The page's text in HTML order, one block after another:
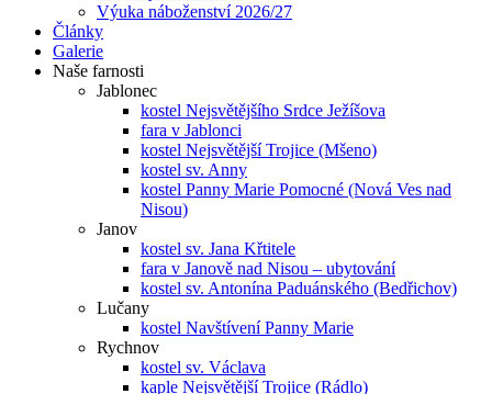
Výuka náboženství 2026/27
Články
Galerie
Naše farnosti
Jablonec
kostel Nejsvětějšího Srdce Ježíšova
fara v Jablonci
kostel Nejsvětější Trojice (Mšeno)
kostel sv. Anny
kostel Panny Marie Pomocné (Nová Ves nad
Nisou)
Janov
kostel sv. Jana Křtitele
fara v Janově nad Nisou – ubytování
kostel sv. Antonína Paduánského (Bedřichov)
Lučany
kostel Navštívení Panny Marie
Rychnov
kostel sv. Václava
kaple Nejsvětější Trojice (Rádlo)